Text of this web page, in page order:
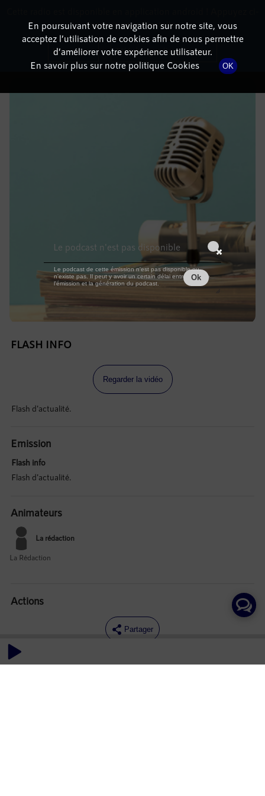
DÉTAILS DE L'ÉPISODE
9 mars 2022 à 12h59, durée : Invalid date
FLASH INFO
Regarder la vidéo
Flash d'actualité.
Emission
Flash info
Flash d'actualité.
Animateurs
La rédaction
La Rédaction
Actions
Partager
Commentaires
En poursuivant votre navigation sur notre site, vous
acceptez l’utilisation de cookies afin de nous permettre
d’améliorer votre expérience utilisateur.
En savoir plus sur notre politique Cookies
OK
dessous pour l'installer.
Non merci Télécharger l'application
Le podcast n'est pas disponible
Le podcast de cette émission n'est pas disponible ou
n'existe pas. Il peut y avoir un certain délai entre la fin de
l'émission et la génération du podcast.
Ok